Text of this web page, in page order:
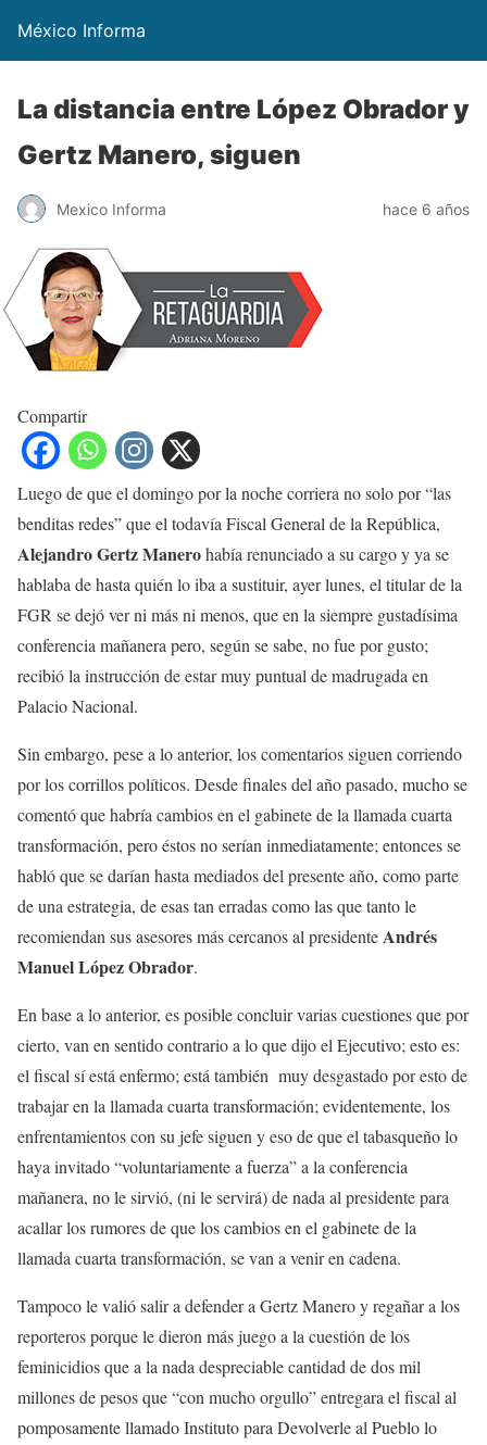
México Informa
La distancia entre López Obrador y
Gertz Manero, siguen
Mexico Informa hace 6 años
Compartir
Luego de que el domingo por la noche corriera no solo por “las
benditas redes” que el todavía Fiscal General de la República,
Alejandro Gertz Manerohabía renunciado a su cargo y ya se
hablaba de hasta quién lo iba a sustituir, ayer lunes, el titular de la
FGR se dejó ver ni más ni menos, que en la siempre gustadísima
conferencia mañanera pero, según se sabe, no fue por gusto;
recibió la instrucción de estar muy puntual de madrugada en
Palacio Nacional.
Sin embargo, pese a lo anterior, los comentarios siguen corriendo
por los corrillos políticos. Desde finales del año pasado, mucho se
comentó que habría cambios en el gabinete de la llamada cuarta
transformación, pero éstos no serían inmediatamente; entonces se
habló que se darían hasta mediados del presente año, como parte
de una estrategia, de esas tan erradas como las que tanto le
recomiendan sus asesores más cercanos al presidenteAndrés
Manuel López Obrador.
En base a lo anterior, es posible concluir varias cuestiones que por
cierto, van en sentido contrario a lo que dijo el Ejecutivo; esto es:
el fiscal sí está enfermo; está también muy desgastado por esto de
trabajar en la llamada cuarta transformación; evidentemente, los
enfrentamientos con su jefe siguen y eso de que el tabasqueño lo
haya invitado “voluntariamente a fuerza” a la conferencia
mañanera, no le sirvió, (ni le servirá) de nada al presidente para
acallar los rumores de que los cambios en el gabinete de la
llamada cuarta transformación, se van a venir en cadena.
Tampoco le valió salir a defender a Gertz Manero y regañar a los
reporteros porque le dieron más juego a la cuestión de los
feminicidios que a la nada despreciable cantidad de dos mil
millones de pesos que “con mucho orgullo” entregara el fiscal al
pomposamente llamado Instituto para Devolverle al Pueblo lo